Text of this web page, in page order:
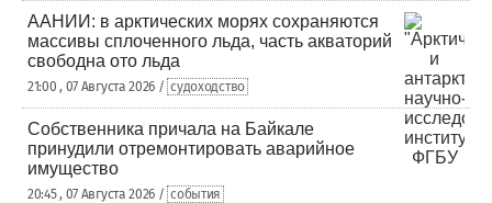
ААНИИ: в арктических морях сохраняются
массивы сплоченного льда, часть акваторий
свободна ото льда
21:00 , 07 Августа 2026 / судоходство
Собственника причала на Байкале
принудили отремонтировать аварийное
имущество
20:45 , 07 Августа 2026 / события